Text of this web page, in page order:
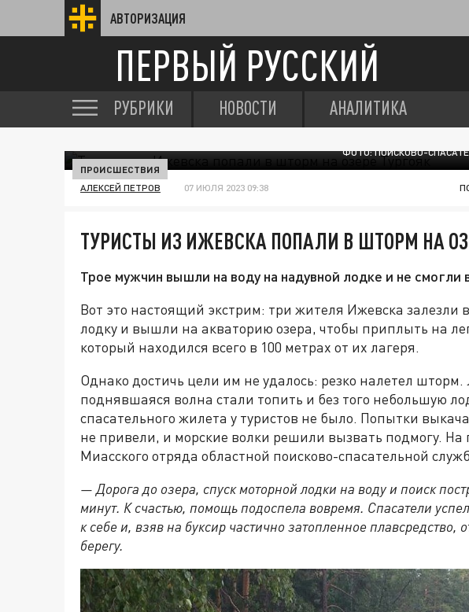
АВТОРИЗАЦИЯ
ПЕРВЫЙ РУССКИЙ
РУБРИКИ НОВОСТИ АНАЛИТИКА
ФОТО: ПОИСКОВО-
ПРОИСШЕСТВИЯ
АЛЕКСЕЙ ПЕТРОВ 07 ИЮЛЯ 2023 09:38
ТУРИСТЫ ИЗ ИЖЕВСКА ПОПАЛИ В ШТОРМ НА
Трое мужчин вышли на воду на надувной лодке и не смогли
Вот это настоящий экстрим: три жителя Ижевска залезли
лодку и вышли на акваторию озера, чтобы приплыть на
который находился всего в 100 метрах от их лагеря.
Однако достичь цели им не удалось: резко налетел шторм.
поднявшаяся волна стали топить и без того небольшую
спасательного жилета у туристов не было. Попытки
не привели, и морские волки решили вызвать подмогу.
Миасского отряда областной поисково-спасательной
— Дорога до озера, спуск моторной лодки на воду и поиск
минут. К счастью, помощь подоспела вовремя. Спасатели
к себе и, взяв на буксир частично затопленное плавсредство,
берегу.